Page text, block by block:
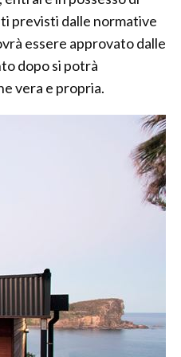
previsti dalle normative
essere approvato dalle
dopo si potrà
vera e propria.